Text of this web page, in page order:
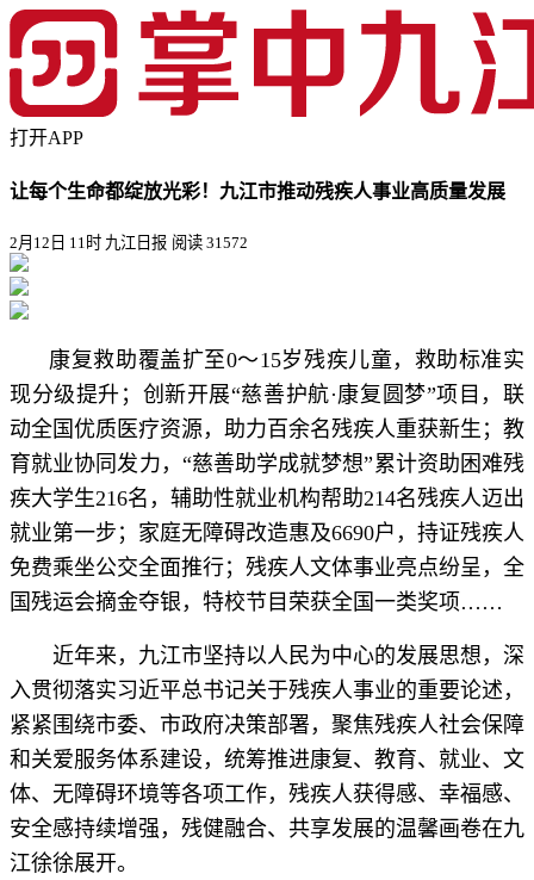
打开APP
让每个生命都绽放光彩！九江市推动残疾人事业高质量发展
2月12日 11时 九江日报 阅读 31572
康复救助覆盖扩至0～15岁残疾儿童，救助标准实
现分级提升；创新开展“慈善护航·康复圆梦”项目，联
动全国优质医疗资源，助力百余名残疾人重获新生；教
育就业协同发力，“慈善助学成就梦想”累计资助困难残
疾大学生216名，辅助性就业机构帮助214名残疾人迈出
就业第一步；家庭无障碍改造惠及6690户，持证残疾人
免费乘坐公交全面推行；残疾人文体事业亮点纷呈，全
国残运会摘金夺银，特校节目荣获全国一类奖项……
近年来，九江市坚持以人民为中心的发展思想，深
入贯彻落实习近平总书记关于残疾人事业的重要论述，
紧紧围绕市委、市政府决策部署，聚焦残疾人社会保障
和关爱服务体系建设，统筹推进康复、教育、就业、文
体、无障碍环境等各项工作，残疾人获得感、幸福感、
安全感持续增强，残健融合、共享发展的温馨画卷在九
江徐徐展开。